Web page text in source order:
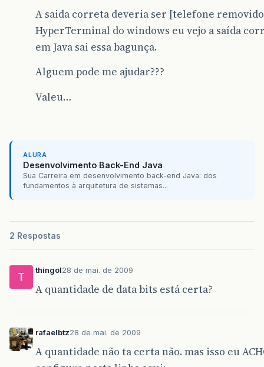
A saida correta deveria ser [telefone
HyperTerminal do windows eu vejo a saída
em Java sai essa bagunça.
Alguem pode me ajudar???
Valeu…
ALURA
Desenvolvimento Back-End Java
Sua Carreira em desenvolvimento back-end Java: dos
fundamentos à arquitetura de sistemas...
2 Respostas
T
thingol28 de mai. de 2009
A quantidade de data bits está certa?
rafaelbtz28 de mai. de 2009
A quantidade não ta certa não. mas isso eu